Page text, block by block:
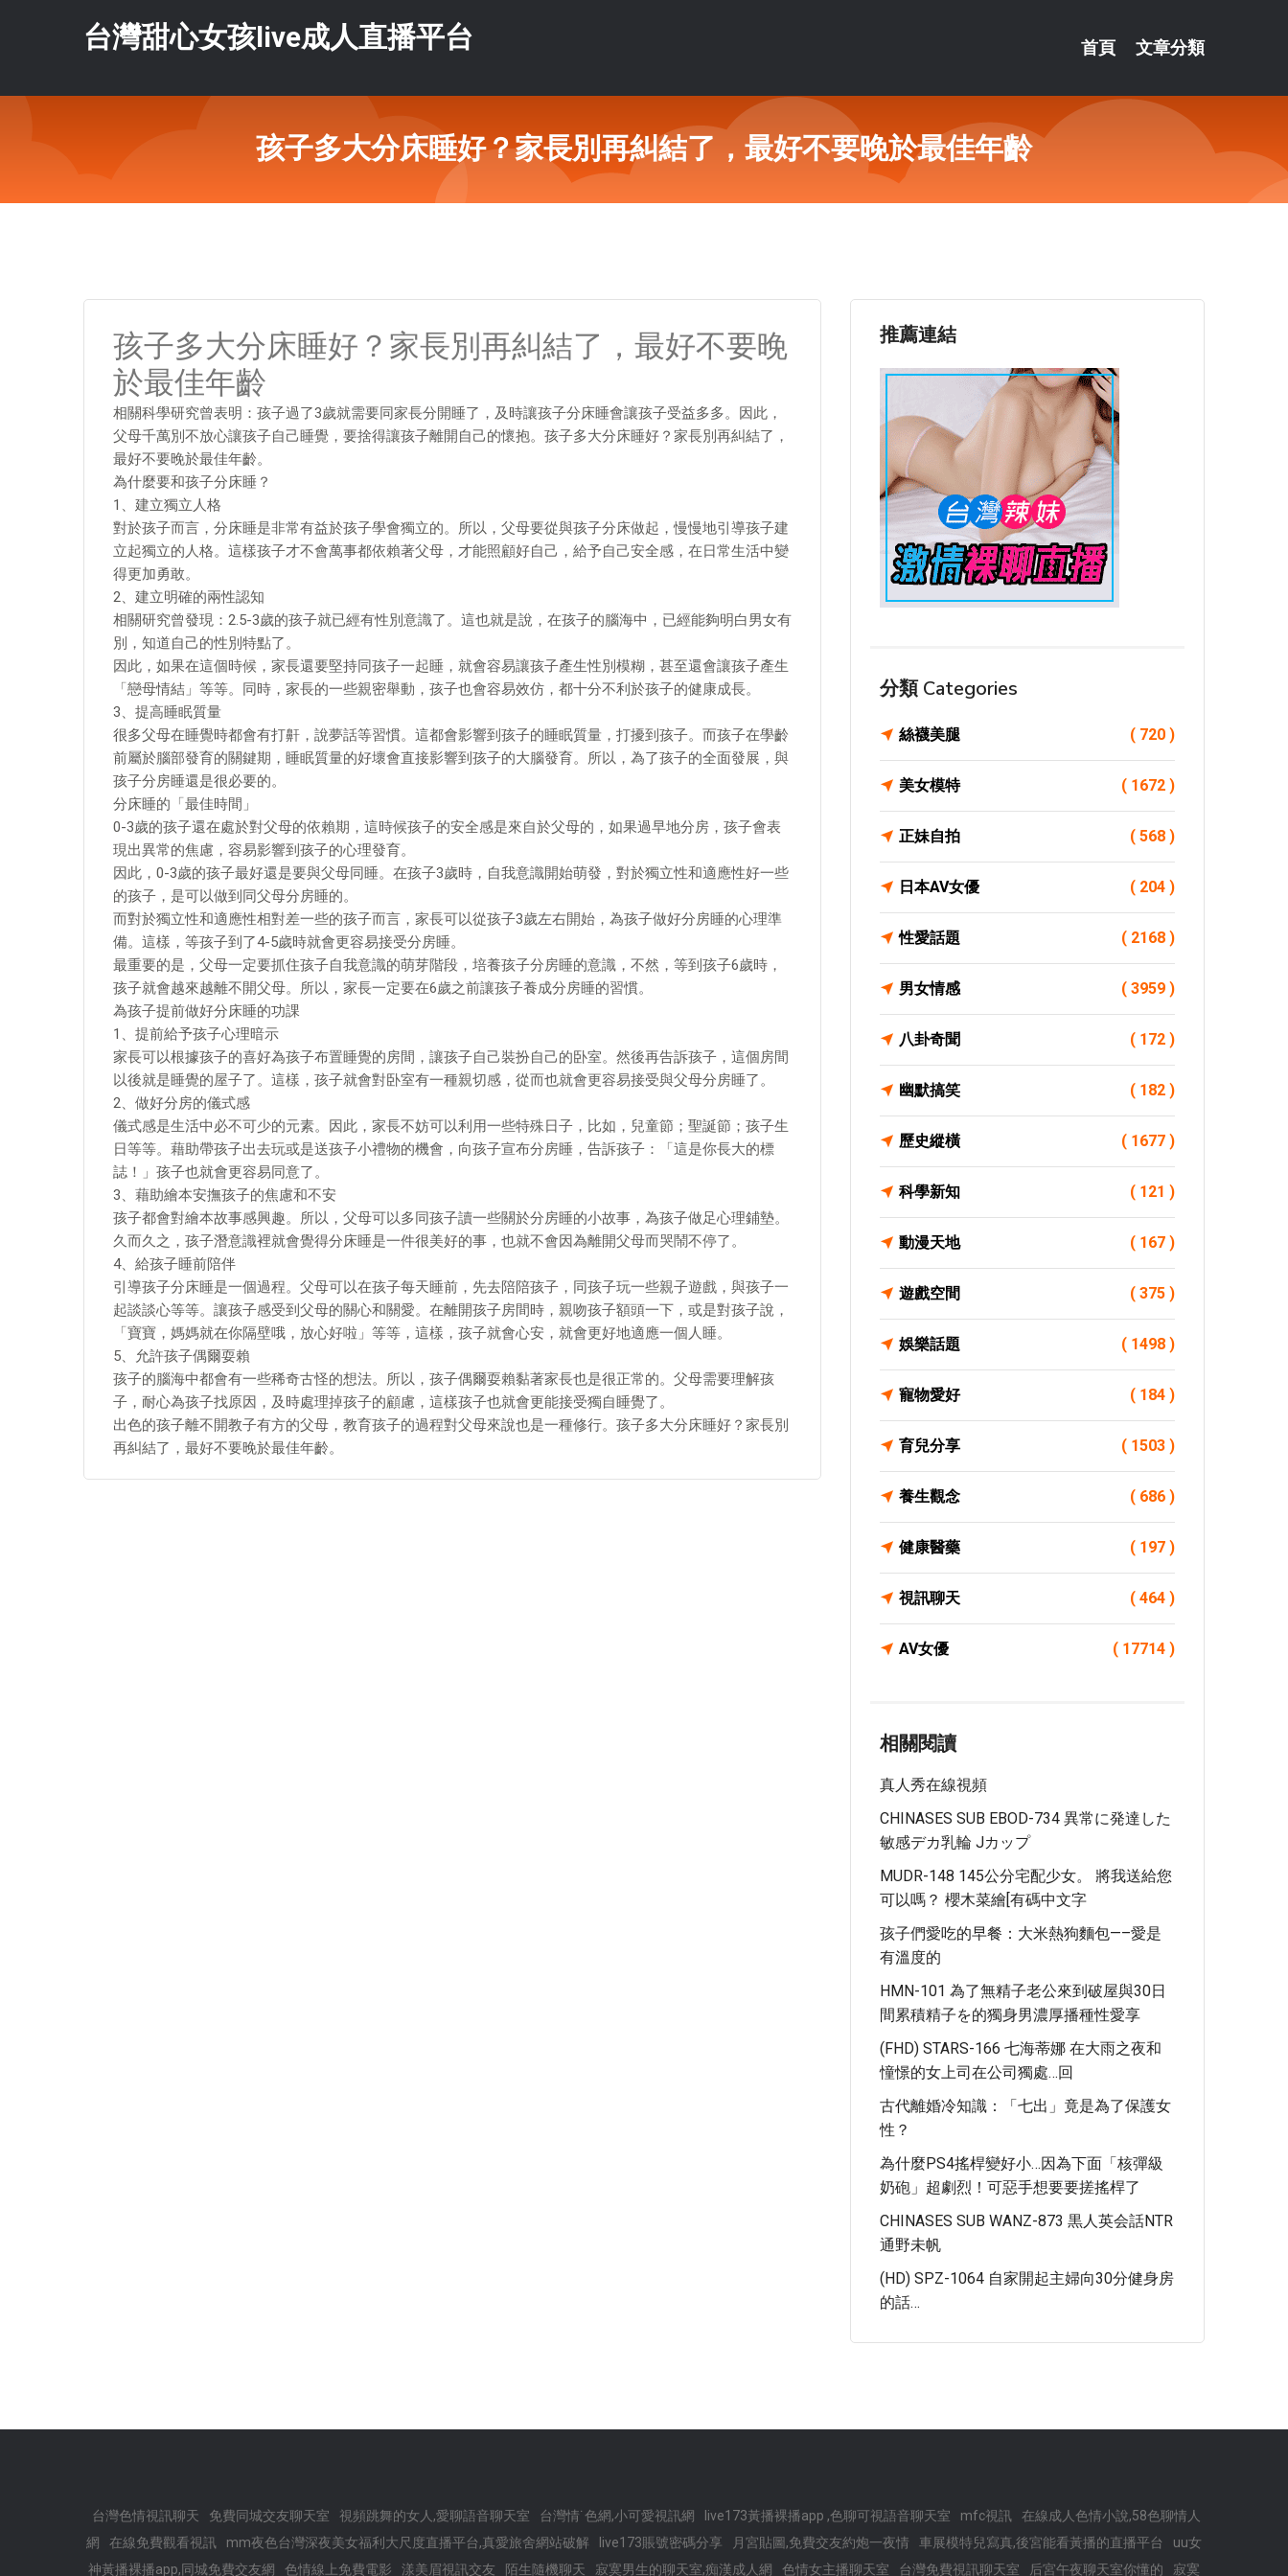
台灣甜心女孩live成人直播平台 首頁 文章分類
孩子多大分床睡好？家長別再糾結了，最好不要晚於最佳年齡
孩子多大分床睡好？家長別再糾結了，最好不要晚
於最佳年齡
相關科學研究曾表明：孩子過了3歲就需要同家長分開睡了，及時讓孩子分床睡會讓孩子受益多多。因此，
父母千萬別不放心讓孩子自己睡覺，要捨得讓孩子離開自己的懷抱。孩子多大分床睡好？家長別再糾結了，
最好不要晚於最佳年齡。
為什麼要和孩子分床睡？
1、建立獨立人格
對於孩子而言，分床睡是非常有益於孩子學會獨立的。所以，父母要從與孩子分床做起，慢慢地引導孩子建
立起獨立的人格。這樣孩子才不會萬事都依賴著父母，才能照顧好自己，給予自己安全感，在日常生活中變
得更加勇敢。
2、建立明確的兩性認知
相關研究曾發現：2.5-3歲的孩子就已經有性別意識了。這也就是說，在孩子的腦海中，已經能夠明白男女有
別，知道自己的性別特點了。
因此，如果在這個時候，家長還要堅持同孩子一起睡，就會容易讓孩子產生性別模糊，甚至還會讓孩子產生
「戀母情結」等等。同時，家長的一些親密舉動，孩子也會容易效仿，都十分不利於孩子的健康成長。
3、提高睡眠質量
很多父母在睡覺時都會有打鼾，說夢話等習慣。這都會影響到孩子的睡眠質量，打擾到孩子。而孩子在學齡
前屬於腦部發育的關鍵期，睡眠質量的好壞會直接影響到孩子的大腦發育。所以，為了孩子的全面發展，與
孩子分房睡還是很必要的。
分床睡的「最佳時間」
0-3歲的孩子還在處於對父母的依賴期，這時候孩子的安全感是來自於父母的，如果過早地分房，孩子會表
現出異常的焦慮，容易影響到孩子的心理發育。
因此，0-3歲的孩子最好還是要與父母同睡。在孩子3歲時，自我意識開始萌發，對於獨立性和適應性好一些
的孩子，是可以做到同父母分房睡的。
而對於獨立性和適應性相對差一些的孩子而言，家長可以從孩子3歲左右開始，為孩子做好分房睡的心理準
備。這樣，等孩子到了4-5歲時就會更容易接受分房睡。
最重要的是，父母一定要抓住孩子自我意識的萌芽階段，培養孩子分房睡的意識，不然，等到孩子6歲時，
孩子就會越來越離不開父母。所以，家長一定要在6歲之前讓孩子養成分房睡的習慣。
為孩子提前做好分床睡的功課
1、提前給予孩子心理暗示
家長可以根據孩子的喜好為孩子布置睡覺的房間，讓孩子自己裝扮自己的卧室。然後再告訴孩子，這個房間
以後就是睡覺的屋子了。這樣，孩子就會對卧室有一種親切感，從而也就會更容易接受與父母分房睡了。
2、做好分房的儀式感
儀式感是生活中必不可少的元素。因此，家長不妨可以利用一些特殊日子，比如，兒童節；聖誕節；孩子生
日等等。藉助帶孩子出去玩或是送孩子小禮物的機會，向孩子宣布分房睡，告訴孩子：「這是你長大的標
誌！」孩子也就會更容易同意了。
3、藉助繪本安撫孩子的焦慮和不安
孩子都會對繪本故事感興趣。所以，父母可以多同孩子讀一些關於分房睡的小故事，為孩子做足心理鋪墊。
久而久之，孩子潛意識裡就會覺得分床睡是一件很美好的事，也就不會因為離開父母而哭鬧不停了。
4、給孩子睡前陪伴
引導孩子分床睡是一個過程。父母可以在孩子每天睡前，先去陪陪孩子，同孩子玩一些親子遊戲，與孩子一
起談談心等等。讓孩子感受到父母的關心和關愛。在離開孩子房間時，親吻孩子額頭一下，或是對孩子說，
「寶寶，媽媽就在你隔壁哦，放心好啦」等等，這樣，孩子就會心安，就會更好地適應一個人睡。
5、允許孩子偶爾耍賴
孩子的腦海中都會有一些稀奇古怪的想法。所以，孩子偶爾耍賴黏著家長也是很正常的。父母需要理解孩
子，耐心為孩子找原因，及時處理掉孩子的顧慮，這樣孩子也就會更能接受獨自睡覺了。
出色的孩子離不開教子有方的父母，教育孩子的過程對父母來說也是一種修行。孩子多大分床睡好？家長別
再糾結了，最好不要晚於最佳年齡。
推薦連結
分類 Categories
絲襪美腿 ( 720 )
美女模特 ( 1672 )
正妹自拍 ( 568 )
日本AV女優 ( 204 )
性愛話題 ( 2168 )
男女情感 ( 3959 )
八卦奇聞 ( 172 )
幽默搞笑 ( 182 )
歷史縱橫 ( 1677 )
科學新知 ( 121 )
動漫天地 ( 167 )
遊戲空間 ( 375 )
娛樂話題 ( 1498 )
寵物愛好 ( 184 )
育兒分享 ( 1503 )
養生觀念 ( 686 )
健康醫藥 ( 197 )
視訊聊天 ( 464 )
AV女優 ( 17714 )
相關閱讀
真人秀在線視頻
CHINASES SUB EBOD-734 異常に発達した
敏感デカ乳輪 Jカップ
MUDR-148 145公分宅配少女。 將我送給您
可以嗎？ 櫻木菜繪[有碼中文字
孩子們愛吃的早餐：大米熱狗麵包—–愛是
有溫度的
HMN-101 為了無精子老公來到破屋與30日
間累積精子を的獨身男濃厚播種性愛享
(FHD) STARS-166 七海蒂娜 在大雨之夜和
憧憬的女上司在公司獨處…回
古代離婚冷知識：「七出」竟是為了保護女
性？
為什麼PS4搖桿變好小…因為下面「核彈級
奶砲」超劇烈！可惡手想要要搓搖桿了
CHINASES SUB WANZ-873 黒人英会話NTR
通野未帆
(HD) SPZ-1064 自家開起主婦向30分健身房
的話…
台灣色情視訊聊天 免費同城交友聊天室 視頻跳舞的女人,愛聊語音聊天室 台灣情˙色網,小可愛視訊網 live173黃播裸播app ,色聊可視語音聊天室 mfc視訊
在線成人色情小說,58色聊情人
網
在線免費觀看視訊 mm夜色台灣深夜美女福利大尺度直播平台,真愛旅舍網站破解 live173賬號密碼分享 月宮貼圖,免費交友約炮一夜情 車展模特兒寫真,後宮能看黃播的直播平台
uu女
神黃播裸播app,同城免費交友網
色情線上免費電影 漾美眉視訊交友 陌生隨機聊天 寂寞男生的聊天室,痴漢成人網 色情女主播聊天室 台灣免費視訊聊天室 后宮午夜聊天室你懂的 寂寞